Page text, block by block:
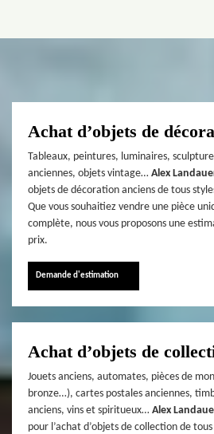
Achat d’objets de
Tableaux, peintures, luminaires,
anciennes, objets vintage… Alex
objets de décoration anciens de tous
Que vous souhaitiez vendre une pièce
complète, nous vous proposons une
prix.
Demande d'estimation
Achat d’objets de
Jouets anciens, automates, pièces de
bronze…), cartes postales anciennes,
anciens, vins et spiritueux… Alex
pour l’achat d’objets de collection de